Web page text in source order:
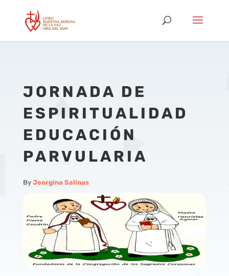
JORNADA DE
ESPIRITUALIDAD
EDUCACIÓN
PARVULARIA
By Jeorgina Salinas